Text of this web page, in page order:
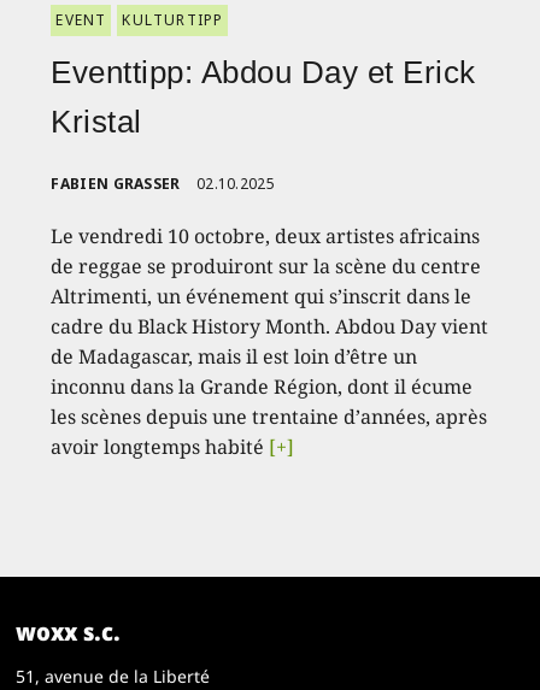
EVENT KULTURTIPP
Eventtipp: Abdou Day et Erick
Kristal
FABIEN GRASSER 02.10.2025
Le vendredi 10 octobre, deux artistes africains
de reggae se produiront sur la scène du centre
Altrimenti, un événement qui s’inscrit dans le
cadre du Black History Month. Abdou Day vient
de Madagascar, mais il est loin d’être un
inconnu dans la Grande Région, dont il écume
les scènes depuis une trentaine d’années, après
avoir longtemps habité [+]
woxx s.c.
51, avenue de la Liberté